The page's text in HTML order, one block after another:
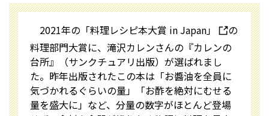
2021年の「料理レシピ本大賞 in Japan」
の
料理部門大賞に、滝沢カレンさんの『カレンの
台所』（サンクチュアリ出版）が選ばれまし
た。昨年出版されたこの本は「お醬油を全員に
気づかれるぐらいの量」「お酢を絶対にむせる
量を盛大に」など、分量の数字がほとんど登場